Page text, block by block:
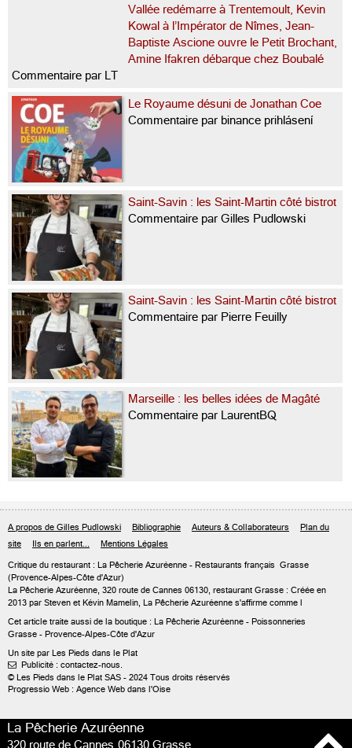
La Pêcherie Azuréenne
320 route de Cannes 06130 Grasse
Vallée redémarre à Trentemoult, Kevin
Kowal à l’Impérator de Nîmes, Jean-
Baptiste Ascione ouvre le Petit Brochant,
Amine Ifakren débarque chez Boubalé
Commentaire par LT
Le Royaume désuni de Jonathan Coe
Commentaire par binance prihlásení
Saint-Savin : les Saint-Martin côté bistrot
Commentaire par Gilles Pudlowski
Saint-Savin : les Saint-Martin côté bistrot
Commentaire par Pierre Feuilly
Marseille : les belles idées de Magâté
Commentaire par LaurentBQ
A propos de Gilles Pudlowski Bibliographie Auteurs & Collaborateurs
Plan du
site
Ils en parlent... Mentions Légales
Critique du restaurant : La Pêcherie Azuréenne - Restaurants français Grasse
(Provence-Alpes-Côte d'Azur)
La Pêcherie Azuréenne, 320 route de Cannes 06130, restaurant Grasse : Créée en
2013 par Steven et Kévin Mamelin, La Pêcherie Azuréenne s'affirme comme l
Cet article traite aussi de la boutique : La Pêcherie Azuréenne - Poissonneries
Grasse - Provence-Alpes-Côte d'Azur
Un site par Les Pieds dans le Plat
 Publicité : contactez-nous.
© Les Pieds dans le Plat SAS - 2024 Tous droits réservés
Progressio Web : Agence Web dans l'Oise